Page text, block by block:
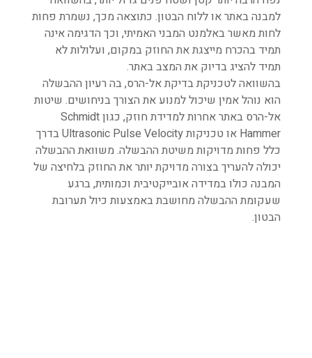
למבנה באתר או ללוח הבטון. כתוצאה מכך, נשמרת פחות
לחות מאשר באלמנט המבני האמיתי, וכך הדגימה אינה
תמיד בהכרח מייצגת את החוזק במקום, ועלולות לא
תמיד להציג בדיוק את המצב באתר.
בהשוואה לטכניקת בדיקת אל-הרס, בה רעיון ההבשלה
הוא נוהל אמין שיכול למנוע את הצורך בניחושים. שיטות
אל-הרס באתר אחרות למדידת חוזק, כגון Schmidt
Hammer או טכניקות Ultrasonic Pulse Velocity בדרך
כלל פחות מדויקות משיטת ההבשלה. משוואת ההבשלה
יכולה להעריך בצורה מדויקת יותר את החוזק בלחיצה של
המבנה כולו במדידה אובייקטיבית וכמותית, ברגע
שעקומת ההבשלה מחושבת באמצעות כיול תערובת
הבטון.